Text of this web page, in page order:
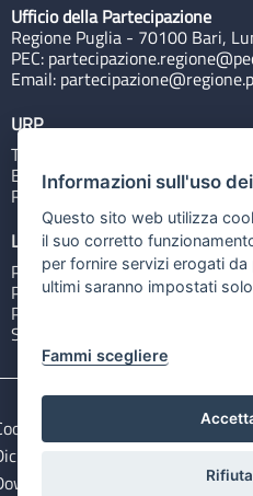
Ufficio della Partecipazione
Regione Puglia - 70100 Bari,
PEC:
Email:
URP
Tel: 800713939
Email:
Rubrica
Link utili
Portale Istituzionale
PO FESR Puglia 2014-2020
PSR Puglia 2014-2020
Sistema Puglia
e privacy
Note legali
di accessibilità
Open Data files
Informazioni sull'uso
Questo sito web utilizza
il suo corretto
per fornire servizi erogati
ultimi saranno impostati
Fammi scegliere